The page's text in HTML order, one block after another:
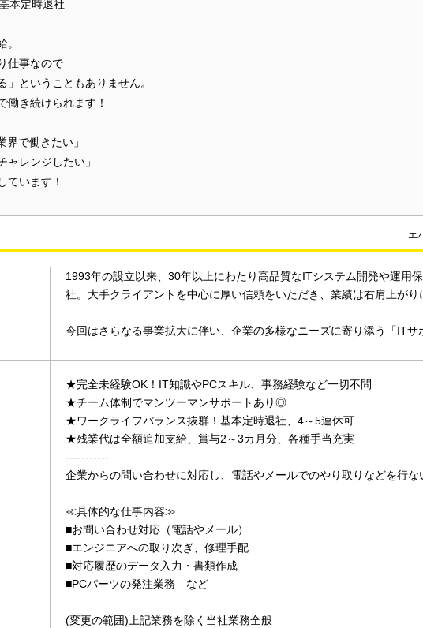
本定時退社
。
仕事なので
」ということもありません。
働き続けられます！
界で働きたい」
ャレンジしたい」
ています！
エ
1993年の設立以来、30年以上にわたり高品質なITシステム開発や運用
社。大手クライアントを中心に厚い信頼をいただき、業績は右肩上がり
今回はさらなる事業拡大に伴い、企業の多様なニーズに寄り添う「ITサ
★完全未経験OK！IT知識やPCスキル、事務経験など一切不問
★チーム体制でマンツーマンサポートあり◎
★ワークライフバランス抜群！基本定時退社、4～5連休可
★残業代は全額追加支給、賞与2～3カ月分、各種手当充実
-----------
企業からの問い合わせに対応し、電話やメールでのやり取りなどを行な
≪具体的な仕事内容≫
■お問い合わせ対応（電話やメール）
■エンジニアへの取り次ぎ、修理手配
■対応履歴のデータ入力・書類作成
■PCパーツの発注業務 など
(変更の範囲)上記業務を除く当社業務全般